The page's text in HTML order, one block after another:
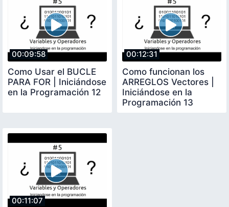
00:09:58
Como Usar el BUCLE
PARA FOR | Iniciándose
en la Programación 12
00:12:31
Como funcionan los
ARREGLOS Vectores |
Iniciándose en la
Programación 13
00:11:07